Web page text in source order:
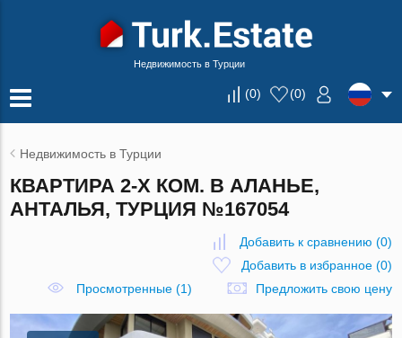
Недвижимость в Турции
(0) (0)
Недвижимость в Турции
КВАРТИРА 2-Х КОМ. В АЛАНЬЕ,
АНТАЛЬЯ, ТУРЦИЯ №167054
Добавить к сравнению (0)
Добавить в избранное(0)
Просмотренные (1)
Предложить свою цену